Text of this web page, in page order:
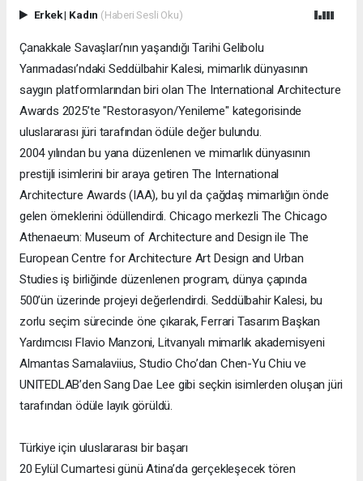
Erkek| Kadın (Haberi Sesli Oku)
Çanakkale Savaşları’nın yaşandığı Tarihi Gelibolu
Yarımadası’ndaki Seddülbahir Kalesi, mimarlık dünyasının
saygın platformlarından biri olan The International Architecture
Awards 2025’te "Restorasyon/Yenileme" kategorisinde
uluslararası jüri tarafından ödüle değer bulundu.
2004 yılından bu yana düzenlenen ve mimarlık dünyasının
prestijli isimlerini bir araya getiren The International
Architecture Awards (IAA), bu yıl da çağdaş mimarlığın önde
gelen örneklerini ödüllendirdi. Chicago merkezli The Chicago
Athenaeum: Museum of Architecture and Design ile The
European Centre for Architecture Art Design and Urban
Studies iş birliğinde düzenlenen program, dünya çapında
500’ün üzerinde projeyi değerlendirdi. Seddülbahir Kalesi, bu
zorlu seçim sürecinde öne çıkarak, Ferrari Tasarım Başkan
Yardımcısı Flavio Manzoni, Litvanyalı mimarlık akademisyeni
Almantas Samalaviius, Studio Cho’dan Chen-Yu Chiu ve
UNITEDLAB’den Sang Dae Lee gibi seçkin isimlerden oluşan jüri
tarafından ödüle layık görüldü.
Türkiye için uluslararası bir başarı
20 Eylül Cumartesi günü Atina’da gerçekleşecek tören